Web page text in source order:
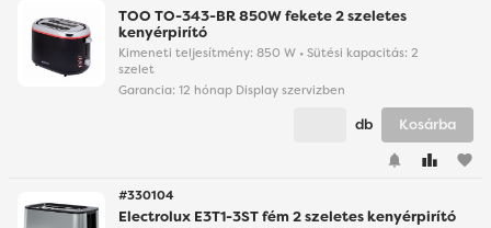
TOO TO-343-BR 850W fekete 2 szeletes
kenyérpirító
Kimeneti teljesítmény: 850 W • Sütési kapacitás: 2
szelet
Garancia: 12 hónap Display szervizben
favorite
db Kosárba
#330104
Electrolux E3T1-3ST fém 2 szeletes kenyérpirító